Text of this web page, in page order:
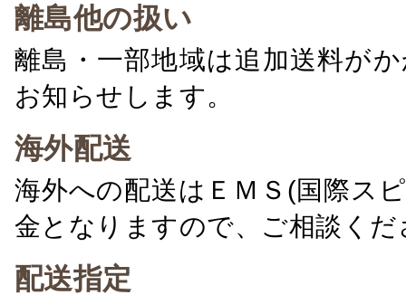
離島他の扱い
離島・一部地域は追加送料が
お知らせします。
海外配送
海外への配送はＥＭＳ(国際ス
金となりますので、ご相談くだ
配送指定